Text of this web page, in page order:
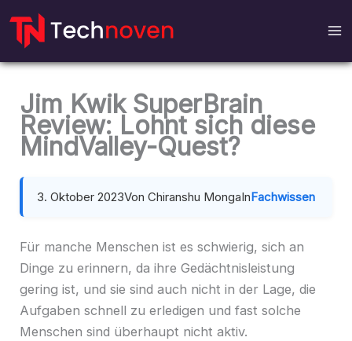
Inhalt
Jim Kwik SuperBrain
Review: Lohnt sich diese
MindValley-Quest?
3. Oktober 2023Von Chiranshu MongaInFachwissen
Für manche Menschen ist es schwierig, sich an
Dinge zu erinnern, da ihre Gedächtnisleistung
gering ist, und sie sind auch nicht in der Lage, die
Aufgaben schnell zu erledigen und fast solche
Menschen sind überhaupt nicht aktiv.